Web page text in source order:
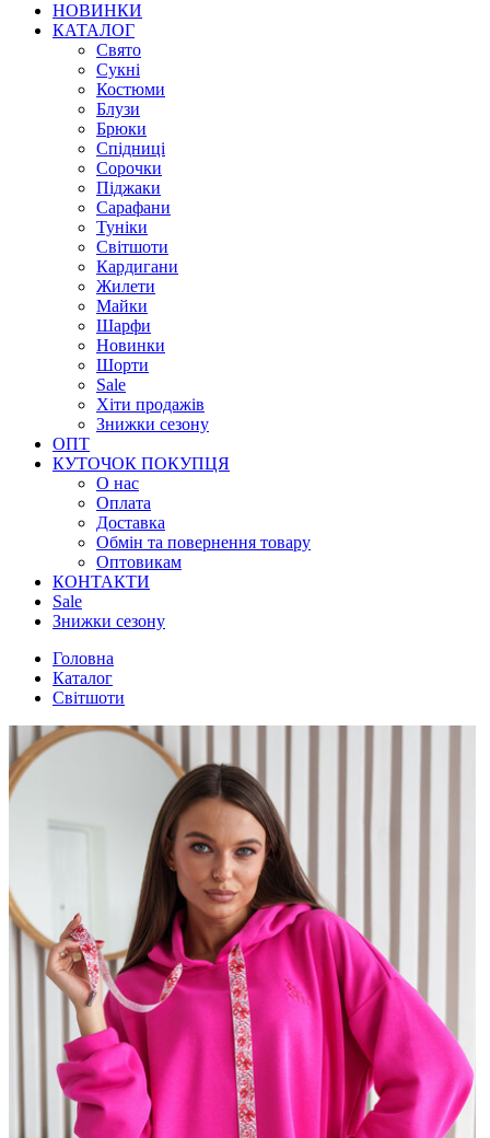
НОВИНКИ
КАТАЛОГ
Свято
Сукні
Костюми
Блузи
Брюки
Спідниці
Сорочки
Піджаки
Сарафани
Туніки
Світшоти
Кардигани
Жилети
Майки
Шарфи
Новинки
Шорти
Sale
Хіти продажів
Знижки сезону
ОПТ
КУТОЧОК ПОКУПЦЯ
О нас
Оплата
Доставка
Обмін та повернення товару
Оптовикам
КОНТАКТИ
Sale
Знижки сезону
Головна
Каталог
Світшоти